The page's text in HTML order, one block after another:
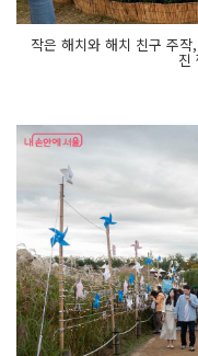
작은 해치와 해치 친구 주
진